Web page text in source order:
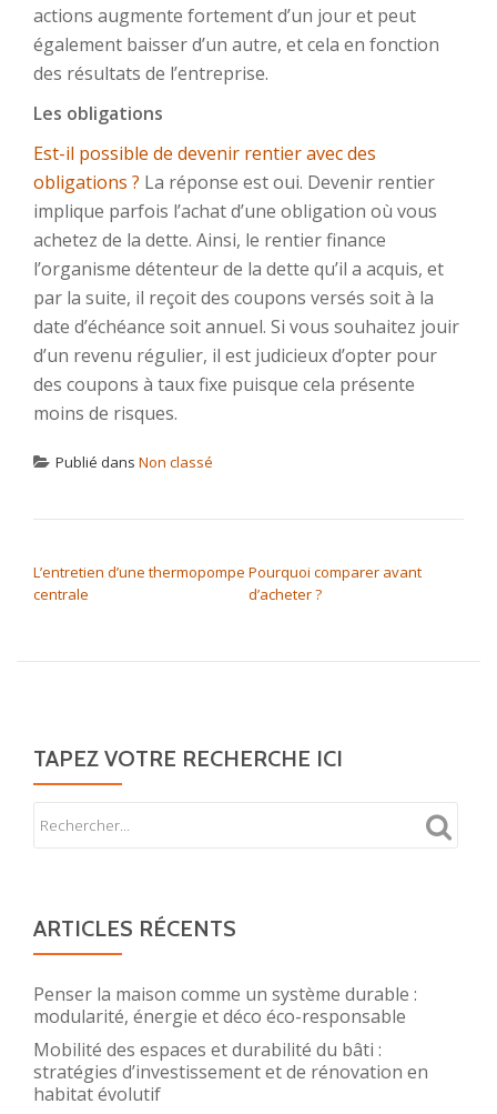
actions augmente fortement d’un jour et peut
également baisser d’un autre, et cela en fonction
des résultats de l’entreprise.
Les obligations
Est-il possible de devenir rentier avec des
obligations ? La réponse est oui. Devenir rentier
implique parfois l’achat d’une obligation où vous
achetez de la dette. Ainsi, le rentier finance
l’organisme détenteur de la dette qu’il a acquis, et
par la suite, il reçoit des coupons versés soit à la
date d’échéance soit annuel. Si vous souhaitez jouir
d’un revenu régulier, il est judicieux d’opter pour
des coupons à taux fixe puisque cela présente
moins de risques.
Publié dans Non classé
L’entretien d’une thermopompe
centrale
Pourquoi comparer avant
d’acheter ?
TAPEZ VOTRE RECHERCHE ICI
ARTICLES RÉCENTS
Penser la maison comme un système durable :
modularité, énergie et déco éco-responsable
Mobilité des espaces et durabilité du bâti :
stratégies d’investissement et de rénovation en
habitat évolutif